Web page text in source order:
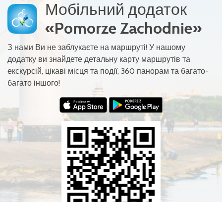
Мобільний додаток
«Pomorze Zachodnie»
З нами Ви не заблукаєте на маршруті! У нашому
додатку ви знайдете детальну карту маршрутів та
екскурсій, цікаві місця та події, 360 панорам та багато-
багато іншого!